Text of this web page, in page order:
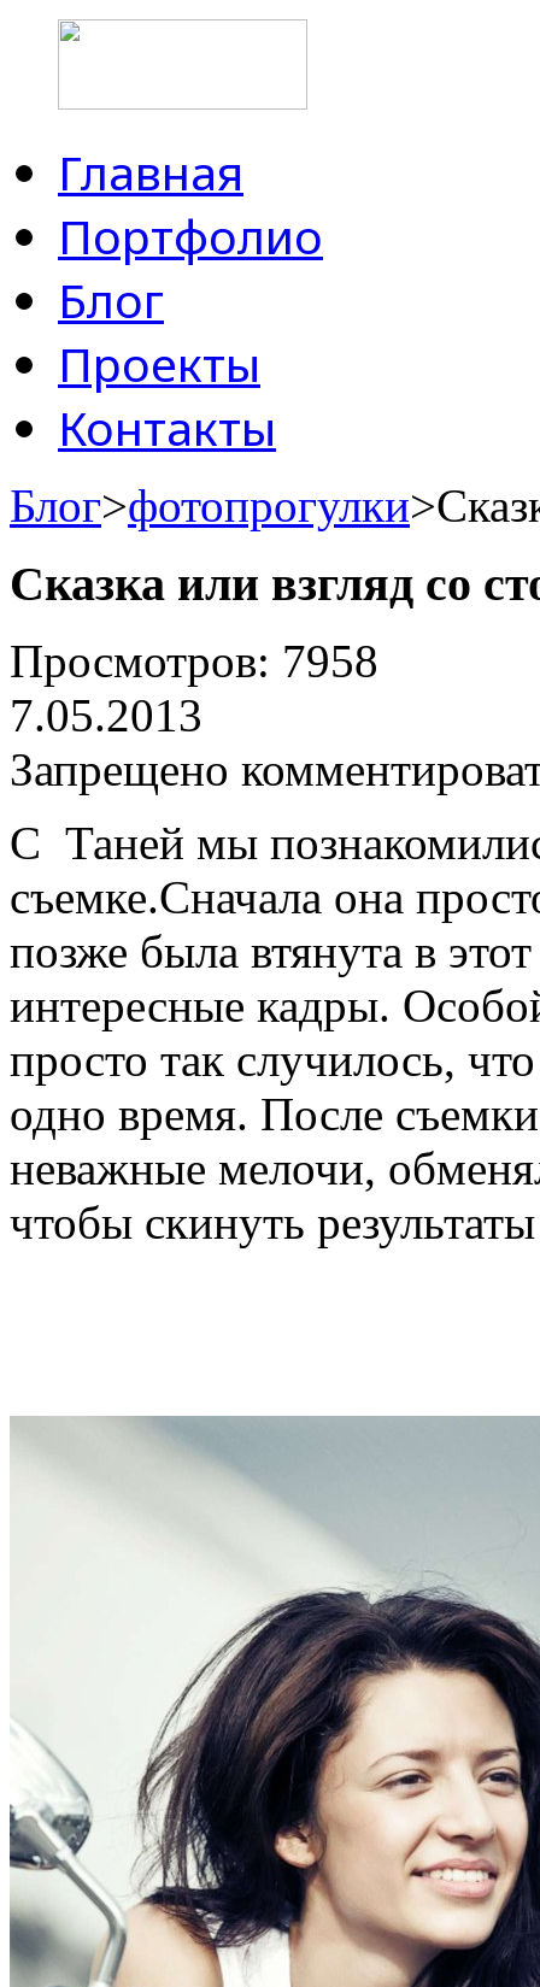
Главная
Портфолио
Блог
Проекты
Контакты
Блог>фотопрогулки
Сказка или взгляд со
Просмотров: 7958
7.05.2013
Запрещено
С Таней мы
съемке.Сначала она
позже была втянута в
интересные кадры.
просто так случилось,
одно время. После
неважные мелочи,
чтобы скинуть